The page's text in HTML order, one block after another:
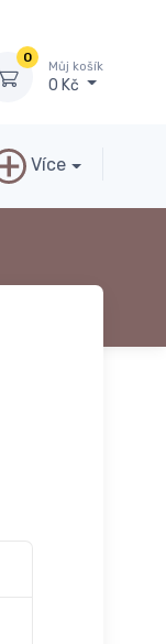
0
Můj košík
0 Kč
Více